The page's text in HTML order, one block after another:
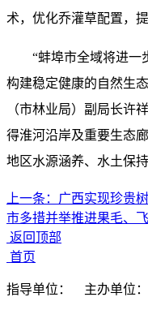
术，优化乔灌草配置，
“蚌埠市全域将进一
构建稳定健康的自然生
（市林业局）副局长许
得淮河沿岸及重要生态
地区水源涵养、水土保
上一条： 广西实现珍贵
市多措并举推进果毛、
返回顶部
首页
指导单位： 主办单位：